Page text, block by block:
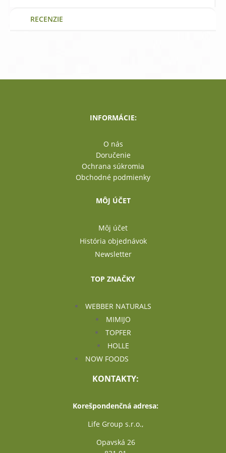
RECENZIE
INFORMÁCIE:
O nás
Doručenie
Ochrana súkromia
Obchodné podmienky
MÔJ ÚČET
Môj účet
História objednávok
Newsletter
TOP ZNAČKY
WEBBER NATURALS
MIMIJO
TOPFER
HOLLE
NOW FOODS
KONTAKTY:
Korešpondenčná adresa:
Life Group s.r.o.,
Opavská 26